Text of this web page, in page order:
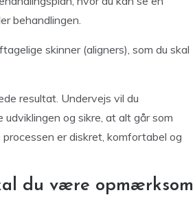
behandlingen.
skinner (aligners), som du skal
resultat. Undervejs vil du
og sikre, at alt går som
er diskret, komfortabel og
du være opmærksom